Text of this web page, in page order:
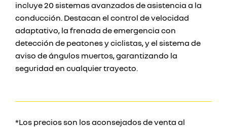
incluye 20 sistemas avanzados de asistencia a la
conducción. Destacan el control de velocidad
adaptativo, la frenada de emergencia con
detección de peatones y ciclistas, y el sistema de
aviso de ángulos muertos, garantizando la
seguridad en cualquier trayecto.
*Los precios son los aconsejados de venta al